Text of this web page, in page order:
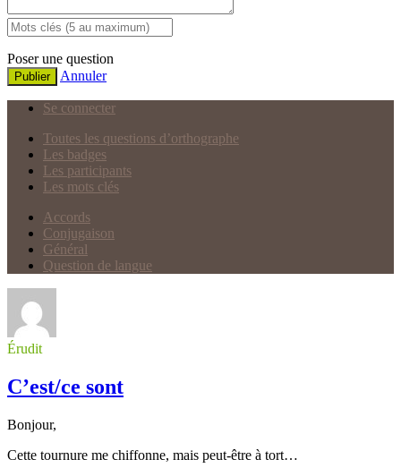
Poser une question
Publier Annuler
Se connecter
Toutes les questions d’orthographe
Les badges
Les participants
Les mots clés
Accords
Conjugaison
Général
Question de langue
Érudit
C’est/ce sont
Bonjour,
Cette tournure me chiffonne, mais peut-être à tort…